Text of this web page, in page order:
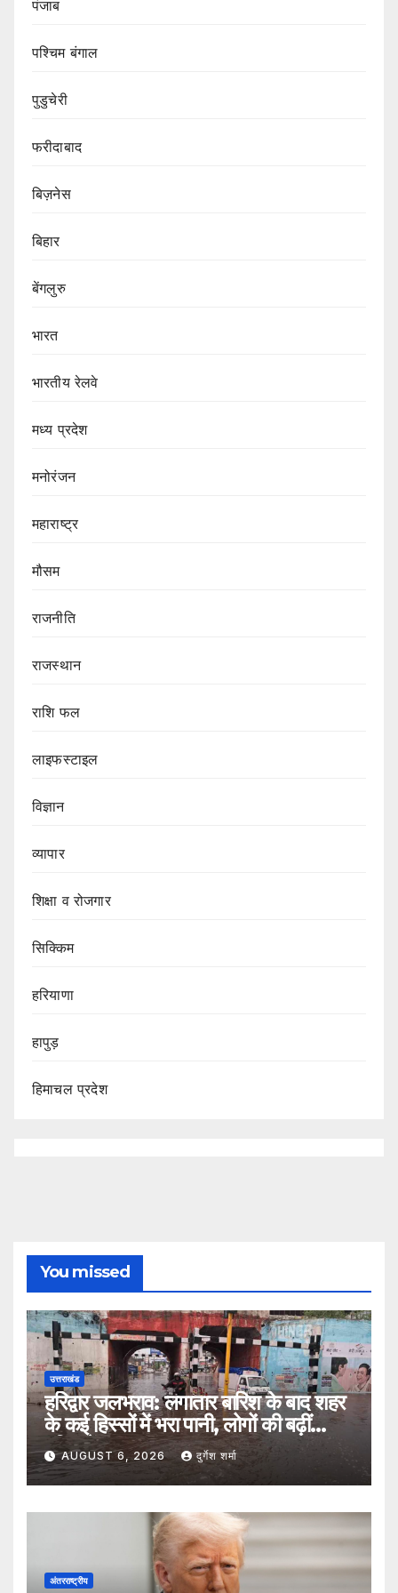
पंजाब
पश्चिम बंगाल
पुडुचेरी
फरीदाबाद
बिज़नेस
बिहार
बेंगलुरु
भारत
भारतीय रेलवे
मध्य प्रदेश
मनोरंजन
महाराष्ट्र
मौसम
राजनीति
राजस्थान
राशि फल
लाइफस्टाइल
विज्ञान
व्यापार
शिक्षा व रोजगार
सिक्किम
हरियाणा
हापुड़
हिमाचल प्रदेश
You missed
उत्तराखंड
हरिद्वार जलभराव: लगातार बारिश के बाद शहर
के कई हिस्सों में भरा पानी, लोगों की बढ़ीं
मुश्किलें
AUGUST 6, 2026 दुर्गेश शर्मा
अंतरराष्ट्रीय